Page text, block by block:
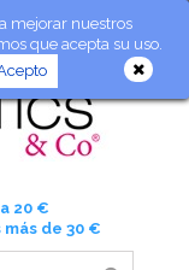
mejorar nuestros
que acepta su uso.
20 €
de 30 €